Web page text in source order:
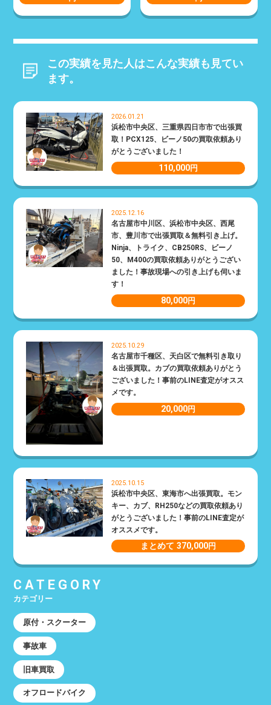
この実績を見た人はこんな実績も見てい
ます。
2026.01.21
浜松市中央区、三重県四日市市で出張買
取！PCX125、ビーノ50の買取依頼あり
がとうございました！
110,000円
2025.12.16
名古屋市中川区、浜松市中央区、西尾
市、豊川市で出張買取＆無料引き上げ。
Ninja、トライク、CB250RS、ビーノ
50、M400の買取依頼ありがとうござい
ました！事故現場への引き上げも伺いま
す！
80,000円
2025.10.29
名古屋市千種区、天白区で無料引き取り
＆出張買取。カブの買取依頼ありがとう
ございました！事前のLINE査定がオスス
メです。
20,000円
2025.10.15
浜松市中央区、東海市へ出張買取。モン
キー、カブ、RH250などの買取依頼あり
がとうございました！事前のLINE査定が
オススメです。
まとめて 370,000円
CATEGORY
カテゴリー
原付・スクーター
事故車
旧車買取
オフロードバイク